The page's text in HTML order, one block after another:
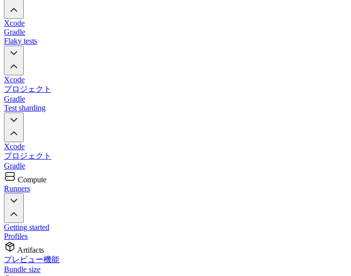
Xcode
Gradle
Flaky tests
Xcode
プロジェクト
Gradle
Test sharding
Xcode
プロジェクト
Gradle
Compute
Runners
Getting started
Profiles
Artifacts
プレビュー機能
Bundle size